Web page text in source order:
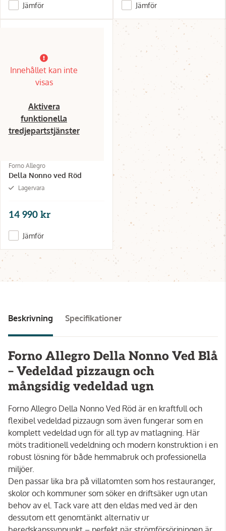
Jämför Jämför
Innehållet kan inte
visas
Aktivera
funktionella
tredjepartstjänster
Forno Allegro
Della Nonno ved Röd
Lagervara
14 990 kr
Jämför
Beskrivning Specifikationer
Forno Allegro Della Nonno Ved Blå
– Vedeldad pizzaugn och
mångsidig vedeldad ugn
Forno Allegro Della Nonno Ved Röd är en kraftfull och
flexibel vedeldad pizzaugn som även fungerar som en
komplett vedeldad ugn för all typ av matlagning. Här
möts traditionell vedeldning och modern konstruktion i en
robust lösning för både hemmabruk och professionella
miljöer.
Den passar lika bra på villatomten som hos restauranger,
skolor och kommuner som söker en driftsäker ugn utan
behov av el. Tack vare att den eldas med ved är den
dessutom ett genomtänkt alternativ ur